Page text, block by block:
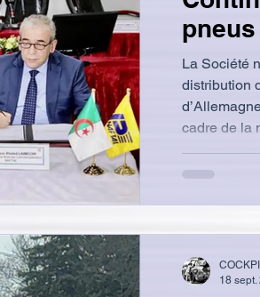
La Société
distribution
d’Allemagne 1,5 million de pneumatiques,
cadre de la
cadre, un
million
une
18 sept.